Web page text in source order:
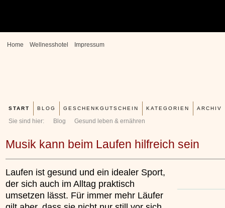
Sie sind hier: Blog Gesund leben & ernähren
Musik kann beim Laufen hilfreich sein
Laufen ist gesund und ein idealer Sport,
der sich auch im Alltag praktisch
umsetzen lässt. Für immer mehr Läufer
Home Wellnesshotel Impressum
START BLOG GESCHENKGUTSCHEIN KATEGORIEN ARCHIV